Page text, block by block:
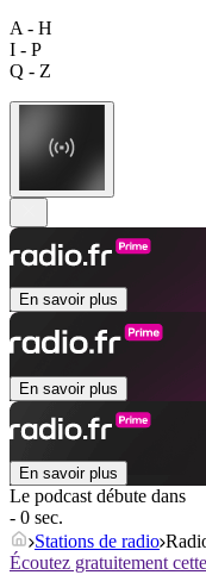
A - H
I - P
Q - Z
En savoir plus
En savoir plus
En savoir plus
Le podcast débute dans
- 0 sec.
Stations de radio
Écoutez gratuitement